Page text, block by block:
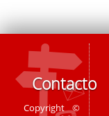
Contacto
Copyright ©